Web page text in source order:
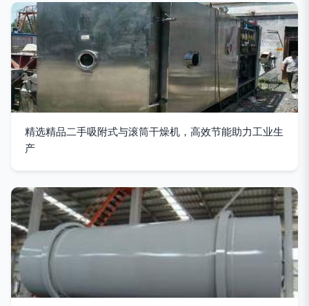
精选精品二手吸附式与滚筒干燥机，高效节能助力工业生
产